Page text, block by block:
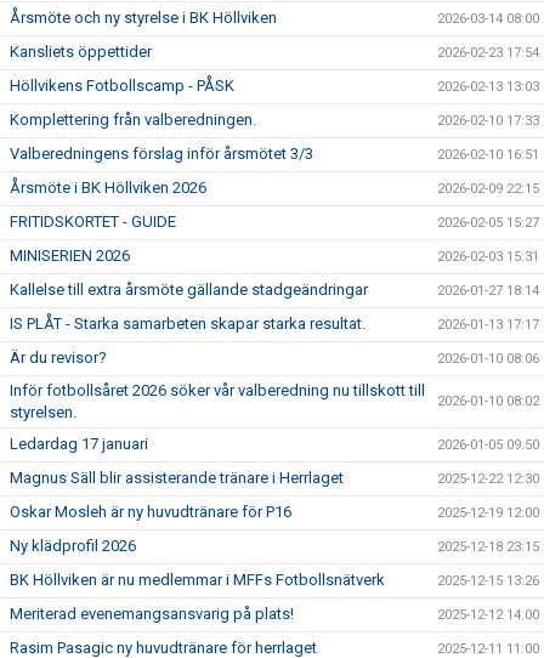
Årsmöte och ny styrelse i BK Höllviken 2026-03-14 08:00
Kansliets öppettider 2026-02-23 17:54
Höllvikens Fotbollscamp - PÅSK 2026-02-13 13:03
Komplettering från valberedningen. 2026-02-10 17:33
Valberedningens förslag inför årsmötet 3/3 2026-02-10 16:51
Årsmöte i BK Höllviken 2026 2026-02-09 22:15
FRITIDSKORTET - GUIDE 2026-02-05 15:27
MINISERIEN 2026 2026-02-03 15:31
Kallelse till extra årsmöte gällande stadgeändringar 2026-01-27 18:14
IS PLÅT - Starka samarbeten skapar starka resultat. 2026-01-13 17:17
Är du revisor? 2026-01-10 08:06
Inför fotbollsåret 2026 söker vår valberedning nu tillskott till
styrelsen.
2026-01-10 08:02
Ledardag 17 januari 2026-01-05 09:50
Magnus Säll blir assisterande tränare i Herrlaget 2025-12-22 12:30
Oskar Mosleh är ny huvudtränare för P16 2025-12-19 12:00
Ny klädprofil 2026 2025-12-18 23:15
BK Höllviken är nu medlemmar i MFFs Fotbollsnätverk 2025-12-15 13:26
Meriterad evenemangsansvarig på plats! 2025-12-12 14:00
Rasim Pasagic ny huvudtränare för herrlaget 2025-12-11 11:00